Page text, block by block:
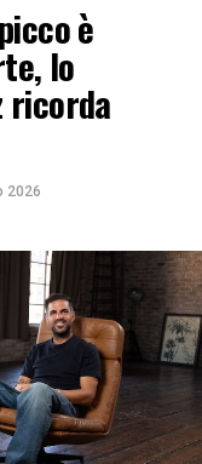
è
lo
ricorda
2026